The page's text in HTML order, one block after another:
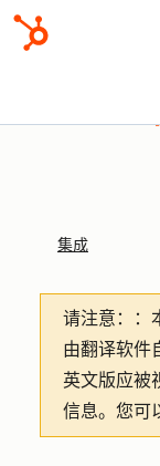
集成
请注意： ：
由翻译软件
英文版应被
信息。您可